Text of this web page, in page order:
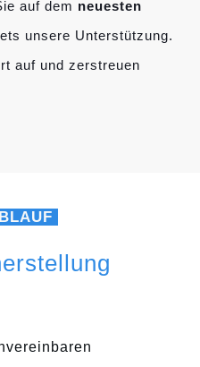
auf dem neuesten
unsere Unterstützung.
auf und zerstreuen